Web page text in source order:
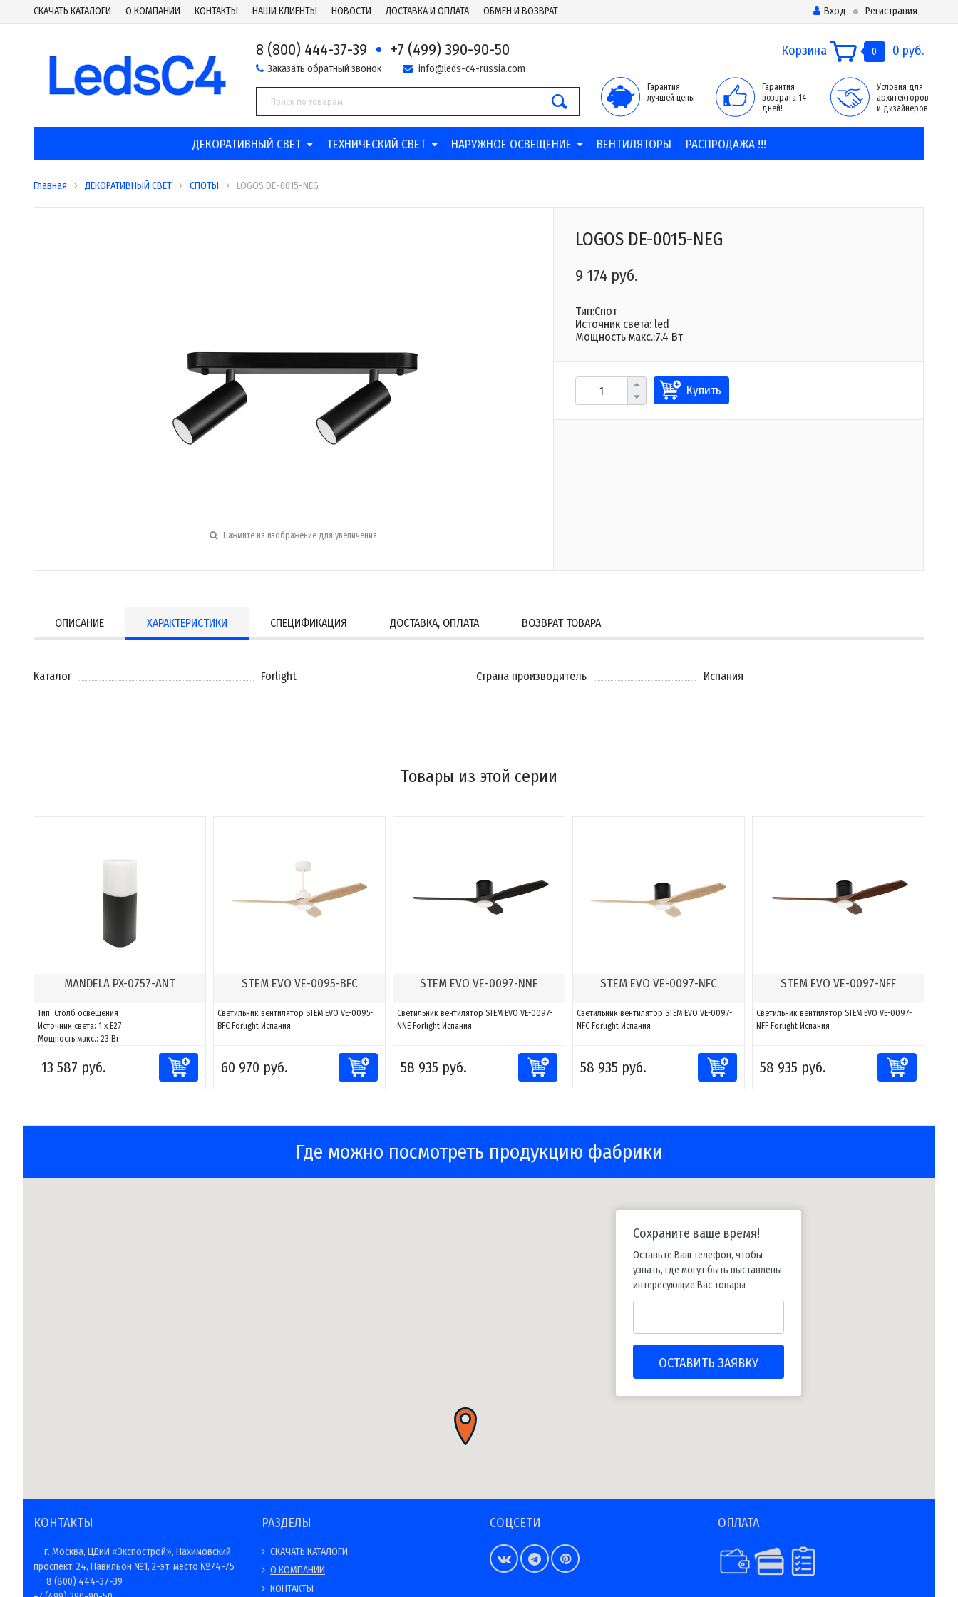
СКАЧАТЬ КАТАЛОГИ О КОМПАНИИ КОНТАКТЫ НАШИ КЛИЕНТЫ НОВОСТИ ДОСТАВКА И ОПЛАТА ОБМЕН И ВОЗВРАТ Вход Регистрация
8 (800) 444-37-39 +7 (499) 390-90-50
Заказать обратный звонок info@leds-c4-russia.com
Корзина 0 0 руб.
Гарантия
лучшей цены
Гарантия
возврата 14
дней!
Условия для
архитекторов
и дизайнеров
ДЕКОРАТИВНЫЙ СВЕТ ТЕХНИЧЕСКИЙ СВЕТ НАРУЖНОЕ ОСВЕЩЕНИЕ ВЕНТИЛЯТОРЫ РАСПРОДАЖА !!!
Главная ДЕКОРАТИВНЫЙ СВЕТ СПОТЫ LOGOS DE-0015-NEG
Нажмите на изображение для увеличения
LOGOS DE-0015-NEG
9 174 руб.
Тип:Спот
Источник света: led
Мощность макс.:7.4 Вт
Купить
ОПИСАНИЕ ХАРАКТЕРИСТИКИ СПЕЦИФИКАЦИЯ ДОСТАВКА, ОПЛАТА ВОЗВРАТ ТОВАРА
Каталог Forlight Страна производитель Испания
Товары из этой серии
MANDELA PX-0757-ANT
Тип: Столб освещения
Источник света: 1 x E27
Мощность макс.: 23 Вт
13 587 руб.
STEM EVO VE-0095-BFC
Светильник вентилятор STEM EVO VE-0095-
BFC Forlight Испания
60 970 руб.
STEM EVO VE-0097-NNE
Светильник вентилятор STEM EVO VE-0097-
NNE Forlight Испания
58 935 руб.
STEM EVO VE-0097-NFC
Светильник вентилятор STEM EVO VE-0097-
NFC Forlight Испания
58 935 руб.
STEM EVO VE-0097-NFF
Светильник вентилятор STEM EVO VE-0097-
NFF Forlight Испания
58 935 руб.
Где можно посмотреть продукцию фабрики
Сохраните ваше время!
Оставьте Ваш телефон, чтобы
узнать, где могут быть выставлены
интересующие Вас товары
КОНТАКТЫ
г. Москва, ЦДиИ «Экспострой», Нахимовский
проспект, 24, Павильон №1, 2-эт, место №74-75
8 (800) 444-37-39
РАЗДЕЛЫ
СКАЧАТЬ КАТАЛОГИ
О КОМПАНИИ
КОНТАКТЫ
СОЦСЕТИ ОПЛАТА